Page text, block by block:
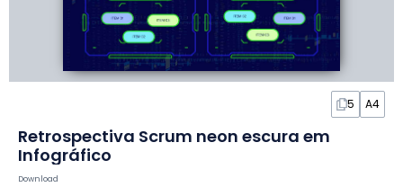
5 A4
Retrospectiva Scrum neon escura em
Infográfico
Download